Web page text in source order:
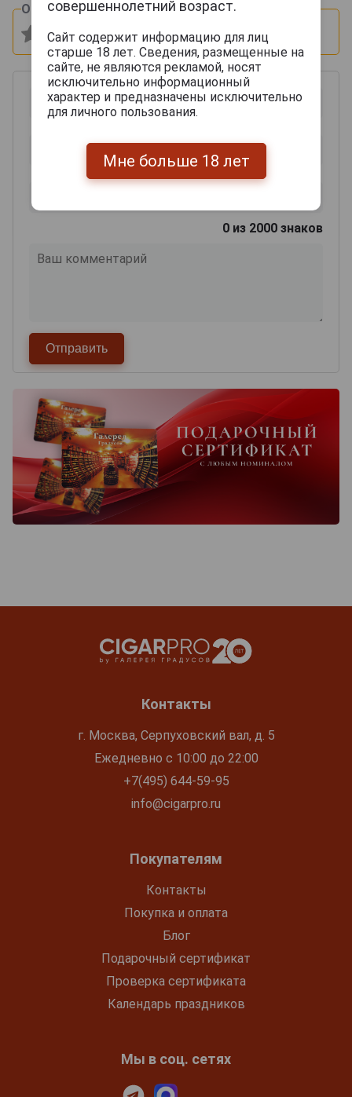
Оцените и напишите отзыв:
0 из 2000 знаков
Контакты
г. Москва, Серпуховский вал, д. 5
Ежедневно с 10:00 до 22:00
+7(495) 644-59-95
info@cigarpro.ru
Покупателям
Контакты
Покупка и оплата
Блог
Подарочный сертификат
Проверка сертификата
Календарь праздников
Мы в соц. сетях
совершеннолетний возраст.
Сайт содержит информацию для лиц
старше 18 лет. Сведения, размещенные на
сайте, не являются рекламой, носят
исключительно информационный
характер и предназначены исключительно
для личного пользования.
Мне больше 18 лет